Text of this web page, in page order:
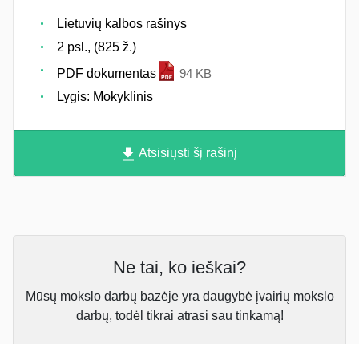
Lietuvių kalbos rašinys
2 psl., (825 ž.)
PDF dokumentas
94 KB
Lygis: Mokyklinis
Atsisiųsti šį rašinį
Ne tai, ko ieškai?
Mūsų mokslo darbų bazėje yra daugybė įvairių mokslo
darbų, todėl tikrai atrasi sau tinkamą!